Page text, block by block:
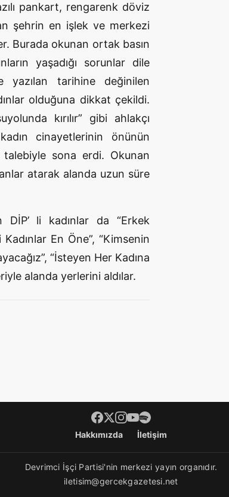
pankart, rengarenk döviz
şehrin en işlek ve merkezi
Burada okunan ortak basın
yaşadığı sorunlar dile
yazılan tarihine değinilen
olduğuna dikkat çekildi.
kırılır” gibi ahlakçı
kadın cinayetlerinin önünün
sona erdi. Okunan
atarak alanda uzun süre
li kadınlar da “Erkek
En Öne”, “Kimsenin
“İsteyen Her Kadına
alanda yerlerini aldılar.
Hakkımızda İletişim
Devrimci İşçi Partisi'nin merkezi yayın organıdır.
iletisim@gercekgazetesi.net